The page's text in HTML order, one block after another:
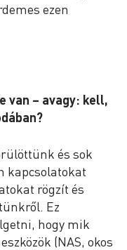
ezen
van – avagy: kell,
és sok
kapcsolatokat
rögzít és
Ez
hogy mik
(NAS, okos